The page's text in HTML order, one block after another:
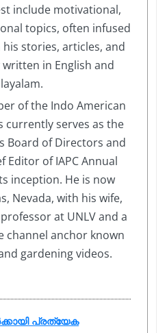
include motivational,
topics, often infused
stories, articles, and
in English and
of the Indo American
currently serves as the
Board of Directors and
Editor of IAPC Annual
inception. He is now
Nevada, with his wife,
at UNLV and a
channel anchor known
gardening videos.
പ്രത്യേക